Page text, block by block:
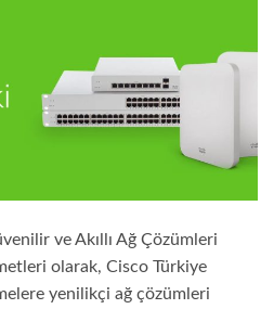
ve Akıllı Ağ Çözümleri
olarak, Cisco Türkiye
yenilikçi ağ çözümleri